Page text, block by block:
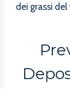
dei grassi